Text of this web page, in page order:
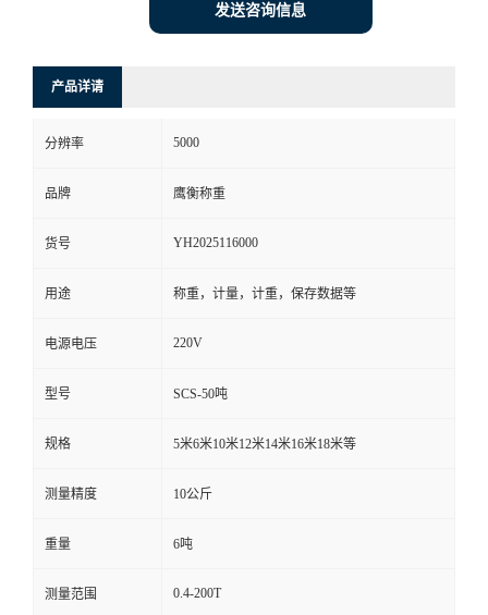
发送咨询信息
产品详请
分辨率 5000
品牌 鹰衡称重
货号 YH2025116000
用途 称重，计量，计重，保存数据等
电源电压 220V
型号 SCS-50吨
规格 5米6米10米12米14米16米18米等
测量精度 10公斤
重量 6吨
测量范围 0.4-200T